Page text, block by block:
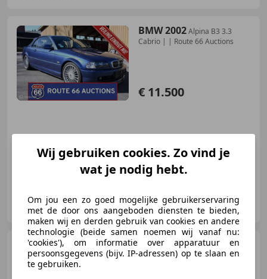
BMW 2002Alpina B3 3.3
Cabrio | | Route 66 Auctions
€ 11.500
Route 66 Auctions
NL-5145 NA WAALWIJK
BMW 2002Turbo
Wij gebruiken cookies. Zo vind je
wat je nodig hebt.
Om jou een zo goed mogelijke gebruikerservaring
met de door ons aangeboden diensten te bieden,
maken wij en derden gebruik van cookies en andere
technologie (beide samen noemen wij vanaf nu:
'cookies'), om informatie over apparatuur en
persoonsgegevens (bijv. IP-adressen) op te slaan en
te gebruiken.